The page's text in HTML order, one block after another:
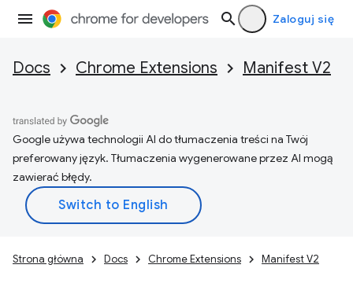
Zaloguj się
Docs Chrome Extensions Manifest V2
Google używa technologii AI do tłumaczenia treści na Twój
preferowany język. Tłumaczenia wygenerowane przez AI mogą
zawierać błędy.
Strona główna Docs Chrome Extensions Manifest V2